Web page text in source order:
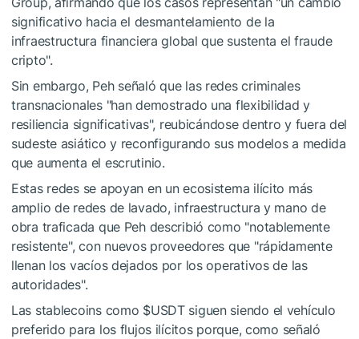
significativo hacia el desmantelamiento de la
infraestructura financiera global que sustenta el fraude
cripto".
Sin embargo, Peh señaló que las redes criminales
transnacionales "han demostrado una flexibilidad y
resiliencia significativas", reubicándose dentro y fuera del
sudeste asiático y reconfigurando sus modelos a medida
que aumenta el escrutinio.
Estas redes se apoyan en un ecosistema ilícito más
amplio de redes de lavado, infraestructura y mano de
obra traficada que Peh describió como "notablemente
resistente", con nuevos proveedores que "rápidamente
llenan los vacíos dejados por los operativos de las
autoridades".
Las stablecoins como $USDTsiguen siendo el vehículo
preferido para los flujos ilícitos porque, como señaló